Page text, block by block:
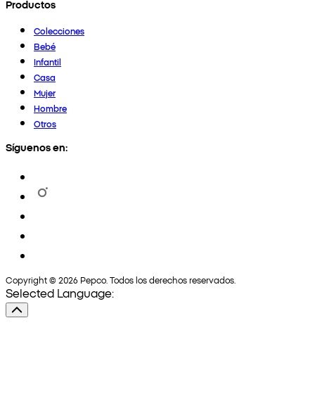
Productos
Colecciones
Bebé
Infantil
Casa
Mujer
Hombre
Otros
Síguenos en:
Copyright © 2026 Pepco. Todos los derechos reservados.
Selected Language: